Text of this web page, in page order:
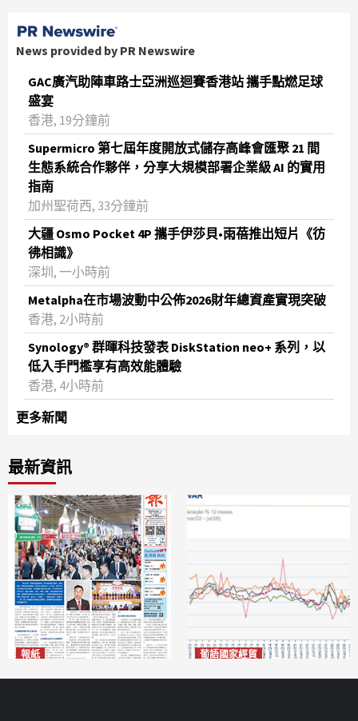
News provided by PR Newswire
GAC廣汽助陣車路士亞洲巡迴賽香港站 攜手點燃足球
盛宴
香港, 19分鐘前
Supermicro 第七屆年度開放式儲存高峰會匯聚 21 間
生態系統合作夥伴，分享大規模部署企業級 AI 的實用
指南
加州聖荷西, 33分鐘前
大疆 Osmo Pocket 4P 攜手伊莎貝•雨蓓推出短片《彷
彿相識》
深圳, 一小時前
Metalpha在市場波動中公佈2026財年總資產實現突破
‌香港, 2小時前
Synology® 群暉科技發表 DiskStation neo+ 系列，以
低入手門檻享有高效能體驗
香港, 4小時前
更多新聞
最新資訊
報紙 葡語國家經貿